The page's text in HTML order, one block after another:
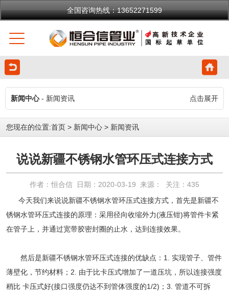
全国咨询热线：13652271599
新闻中心- 新闻资讯 点击展开
您现在的位置:首页 > 新闻中心 > 新闻资讯
说说新疆不锈钢水管环压式连接方式
作者：恒合信 日期：2020-03-19 来源： 关注： 435
今天我们来说说新疆不锈钢水管环压式连接方式，首先是新疆不
锈钢水管环压式连接的原理：采用径向收缩外力(液压钳)将管件卡紧
在管子上，并通过宽带胶密封圈的止水，达到连接效果。
然后是新疆不锈钢水管环压式连接的优缺点：1. 实现管子、管件
薄壁化，节约材料；2. 由于比卡压式增加了一道压坑，所以连接强度
稍比 卡压式好(接口强度仍达不到管体强度的1/2)；3. 管道不可拆